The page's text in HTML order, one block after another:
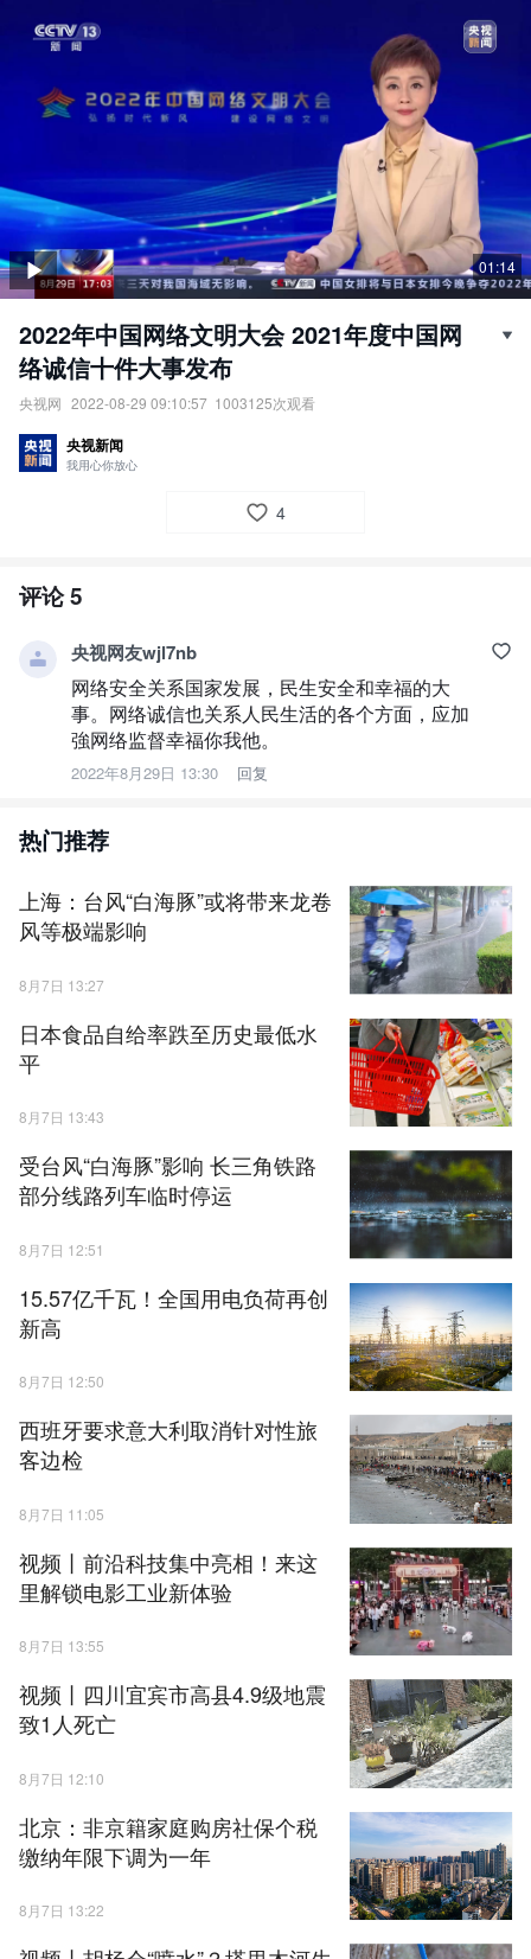
01:14
2022年中国网络文明大会 2021年度中国网
络诚信十件大事发布
央视网 2022-08-29 09:10:57 1003125次观看
责任编辑：央视网
央视新闻
我用心你放心
4
评论5
央视网友wjl7nb
网络安全关系国家发展，民生安全和幸福的大
事。网络诚信也关系人民生活的各个方面，应加
強网络监督幸福你我他。
2022年8月29日 13:30 回复
热门推荐
上海：台风“白海豚”或将带来龙卷
风等极端影响
8月7日 13:27
日本食品自给率跌至历史最低水
平
8月7日 13:43
受台风“白海豚”影响 长三角铁路
部分线路列车临时停运
8月7日 12:51
15.57亿千瓦！全国用电负荷再创
新高
8月7日 12:50
西班牙要求意大利取消针对性旅
客边检
8月7日 11:05
视频丨前沿科技集中亮相！来这
里解锁电影工业新体验
8月7日 13:55
视频丨四川宜宾市高县4.9级地震
致1人死亡
8月7日 12:10
北京：非京籍家庭购房社保个税
缴纳年限下调为一年
8月7日 13:22